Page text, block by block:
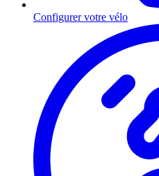
Configurer votre vélo